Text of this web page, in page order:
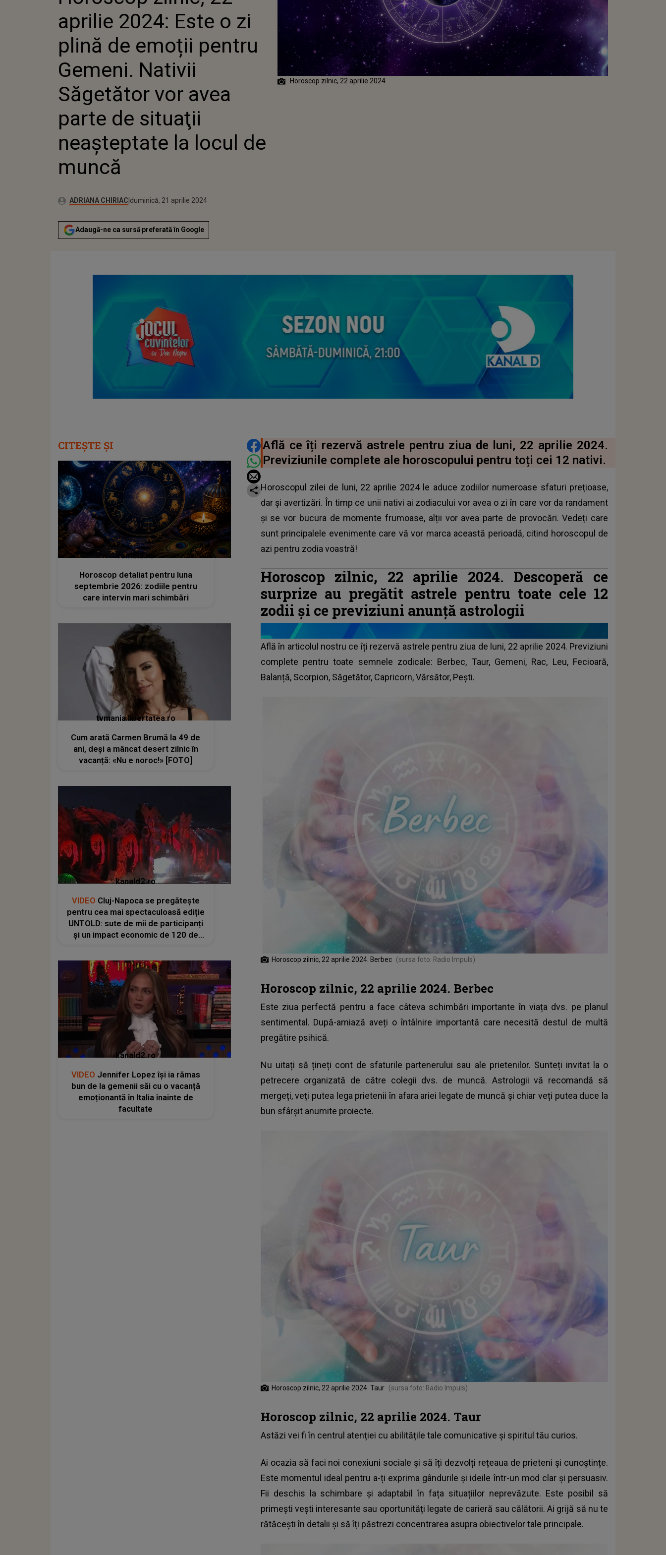
SĂGETĂTOR VOR AVEA PARTE DE
SITUAŢII NEAŞTEPTATE LA LOCUL
DE MUNCĂ
aprilie 2024: Este o zi
plină de emoții pentru
Gemeni. Nativii
Săgetător vor avea
parte de situaţii
neaşteptate la locul de
muncă
Autor:ADRIANA CHIRIACPublicat:
duminică, 21 aprilie 2024
Actualizat:
duminică, 21 aprilie 2024
Adaugă-ne ca sursă preferată în Google
Horoscop zilnic, 22 aprilie 2024
DISTRIBUIE ARTICOLUL
Află ce îți rezervă astrele pentru ziua de luni, 22 aprilie 2024.
Previziunile complete ale horoscopului pentru toți cei 12 nativi.
Horoscopul zilei de luni, 22 aprilie 2024 le aduce zodiilor numeroase sfaturi prețioase,
dar și avertizări. În timp ce unii nativi ai zodiacului vor avea o zi în care vor da randament
și se vor bucura de momente frumoase, alții vor avea parte de provocări. Vedeți care
sunt principalele evenimente care vă vor marca această perioadă, citind horoscopul de
azi pentru zodia voastră!
Horoscop zilnic, 22 aprilie 2024. Descoperă ce
surprize au pregătit astrele pentru toate cele 12
zodii și ce previziuni anunță astrologii
Află în articolul nostru ce îți rezervă astrele pentru ziua de luni, 22 aprilie 2024. Previziuni
complete pentru toate semnele zodicale: Berbec, Taur, Gemeni, Rac, Leu, Fecioară,
Balanță, Scorpion, Săgetător, Capricorn, Vărsător, Pești.
Horoscop zilnic, 22 aprilie 2024. Berbec (sursa foto: Radio Impuls)
Horoscop zilnic, 22 aprilie 2024. Berbec
Este ziua perfectă pentru a face câteva schimbări importante în viața dvs. pe planul
sentimental. După-amiază aveți o întâlnire importantă care necesită destul de multă
pregătire psihică.
Nu uitați să țineți cont de sfaturile partenerului sau ale prietenilor. Sunteți invitat la o
petrecere organizată de către colegii dvs. de muncă. Astrologii vă recomandă să
mergeți, veți putea lega prietenii în afara ariei legate de muncă și chiar veți putea duce la
bun sfârșit anumite proiecte.
Horoscop zilnic, 22 aprilie 2024. Taur (sursa foto: Radio Impuls)
Horoscop zilnic, 22 aprilie 2024. Taur
Astăzi vei fi în centrul atenției cu abilitățile tale comunicative și spiritul tău curios.
Ai ocazia să faci noi conexiuni sociale și să îți dezvolți rețeaua de prieteni și cunoștințe.
Este momentul ideal pentru a-ți exprima gândurile și ideile într-un mod clar și persuasiv.
Fii deschis la schimbare și adaptabil în fața situațiilor neprevăzute. Este posibil să
primești vești interesante sau oportunități legate de carieră sau călătorii. Ai grijă să nu te
rătăcești în detalii și să îți păstrezi concentrarea asupra obiectivelor tale principale.
CITEȘTE ȘI
femeia.ro
Horoscop detaliat pentru luna
septembrie 2026: zodiile pentru
care intervin mari schimbări
tvmania.libertatea.ro
Cum arată Carmen Brumă la 49 de
ani, deși a mâncat desert zilnic în
vacanță: «Nu e noroc!» [FOTO]
kanald2.ro
VIDEO Cluj-Napoca se pregătește
pentru cea mai spectaculoasă ediție
UNTOLD: sute de mii de participanți
și un impact economic de 120 de
kanald2.ro
VIDEO Jennifer Lopez își ia rămas
bun de la gemenii săi cu o vacanță
emoționantă în Italia înainte de
facultate